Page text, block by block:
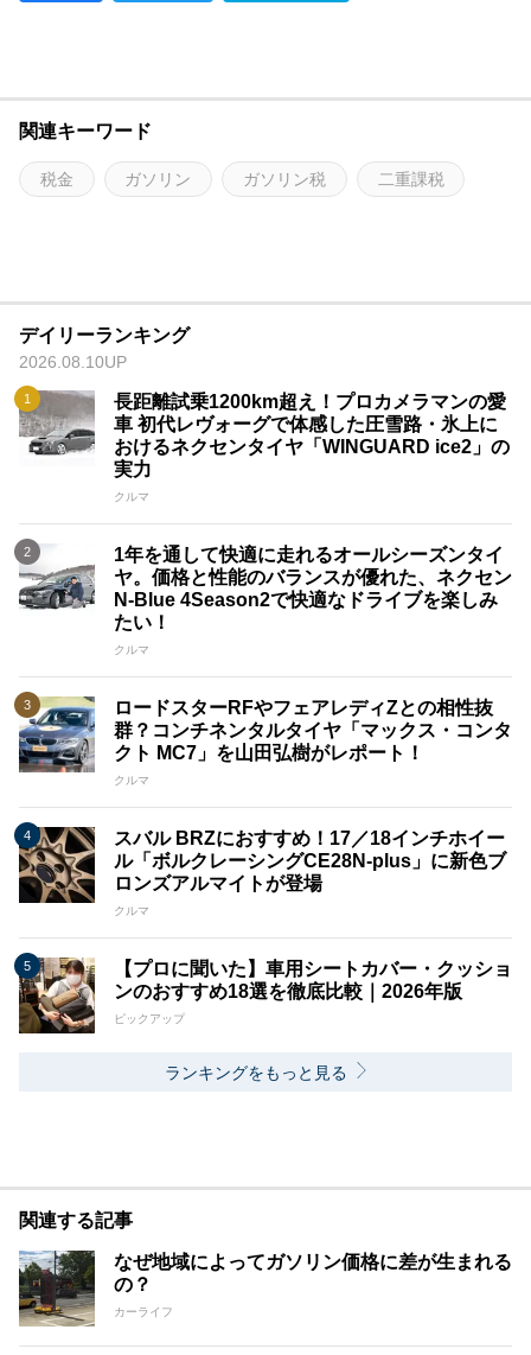
関連キーワード
税金 ガソリン ガソリン税 二重課税
デイリーランキング
2026.08.10UP
長距離試乗1200km超え！プロカメラマンの愛
車 初代レヴォーグで体感した圧雪路・氷上に
おけるネクセンタイヤ「WINGUARD ice2」の
実力
クルマ
1年を通して快適に走れるオールシーズンタイ
ヤ。価格と性能のバランスが優れた、ネクセン
N-Blue 4Season2で快適なドライブを楽しみ
たい！
クルマ
ロードスターRFやフェアレディZとの相性抜
群？コンチネンタルタイヤ「マックス・コンタ
クト MC7」を山田弘樹がレポート！
クルマ
スバル BRZにおすすめ！17／18インチホイー
ル「ボルクレーシングCE28N-plus」に新色ブ
ロンズアルマイトが登場
クルマ
【プロに聞いた】車用シートカバー・クッショ
ンのおすすめ18選を徹底比較｜2026年版
ピックアップ
ランキングをもっと見る
関連する記事
なぜ地域によってガソリン価格に差が生まれる
の？
カーライフ